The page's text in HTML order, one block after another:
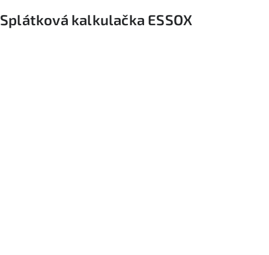
Splátková kalkulačka ESSOX